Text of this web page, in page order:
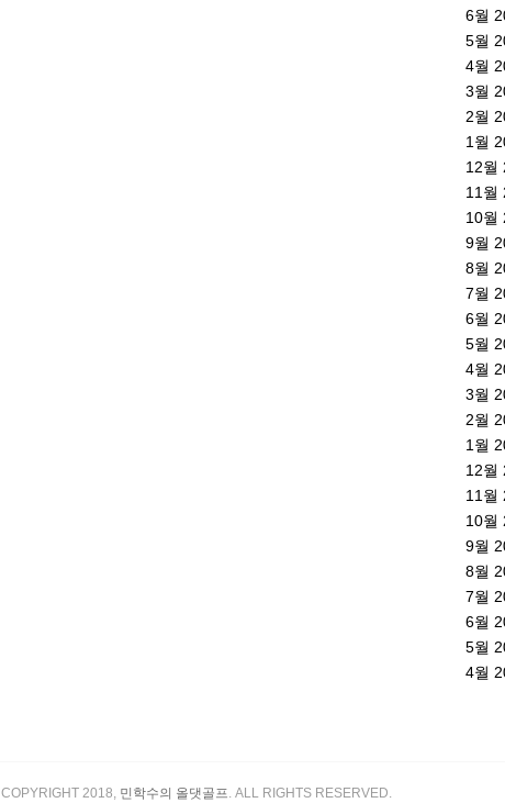
6월
5월
4월
3월
2월
1월
12월
11월
10월
9월
8월
7월
6월
5월
4월
3월
2월
1월
12월
11월
10월
9월
8월
7월
6월
5월
4월
COPYRIGHT 2018, 민학수의 올댓골프. ALL RIGHTS RESERVED.